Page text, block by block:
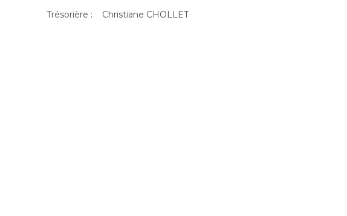
Trésorière : Christiane CHOLLET